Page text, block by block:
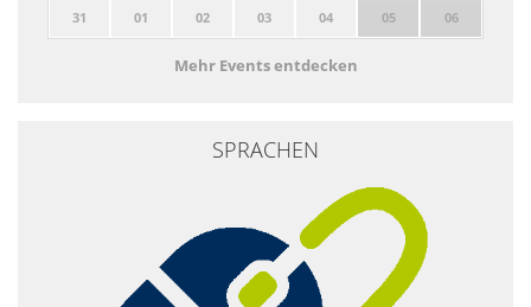
31 01 02 03 04 05 06
Mehr Events entdecken
SPRACHEN